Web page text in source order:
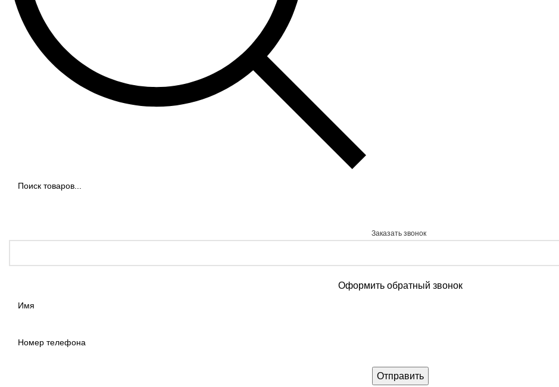
Заказать звонок
Оформить обратный звонок